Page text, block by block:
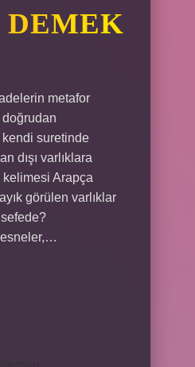
DEMEK
metafor
kendi suretinde
dışı varlıklara
kelimesi Arapça
görülen varlıklar